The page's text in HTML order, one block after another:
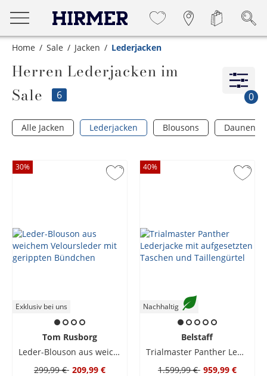
Home Sale Jacken Lederjacken
Herren Lederjacken im
Sale
6 0
Alle Jacken Lederjacken Blousons
30%
Exklusiv bei uns
Tom Rusborg
Leder-Blouson aus weichem Veloursleder mit gerippten Bündchen
299,99 € 209,99 €
40%
Nachhaltig
Belstaff
Trialmaster Panther Lederjacke mit aufgesetzten Taschen und Taillengürtel
1.599,99 € 959,99 €